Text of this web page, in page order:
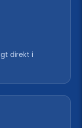
direkt i